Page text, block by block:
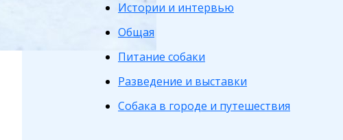
Истории и интервью
Общая
Питание собаки
Разведение и выставки
Собака в городе и путешествия